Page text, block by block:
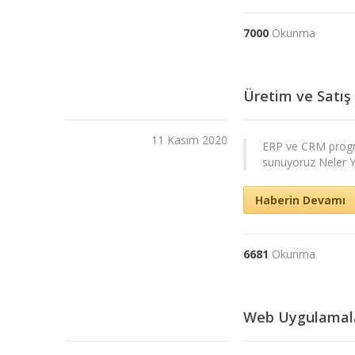
7000 Okunma
Üretim ve
11 Kasım 2020
ERP ve CRM
sunuyoruz Neler
Haberin Devamı
6681 Okunma
Web